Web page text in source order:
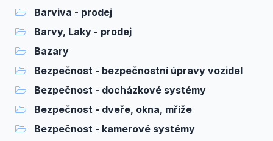
Barviva - prodej
Barvy, Laky - prodej
Bazary
Bezpečnost - bezpečnostní úpravy vozidel
Bezpečnost - docházkové systémy
Bezpečnost - dveře, okna, mříže
Bezpečnost - kamerové systémy